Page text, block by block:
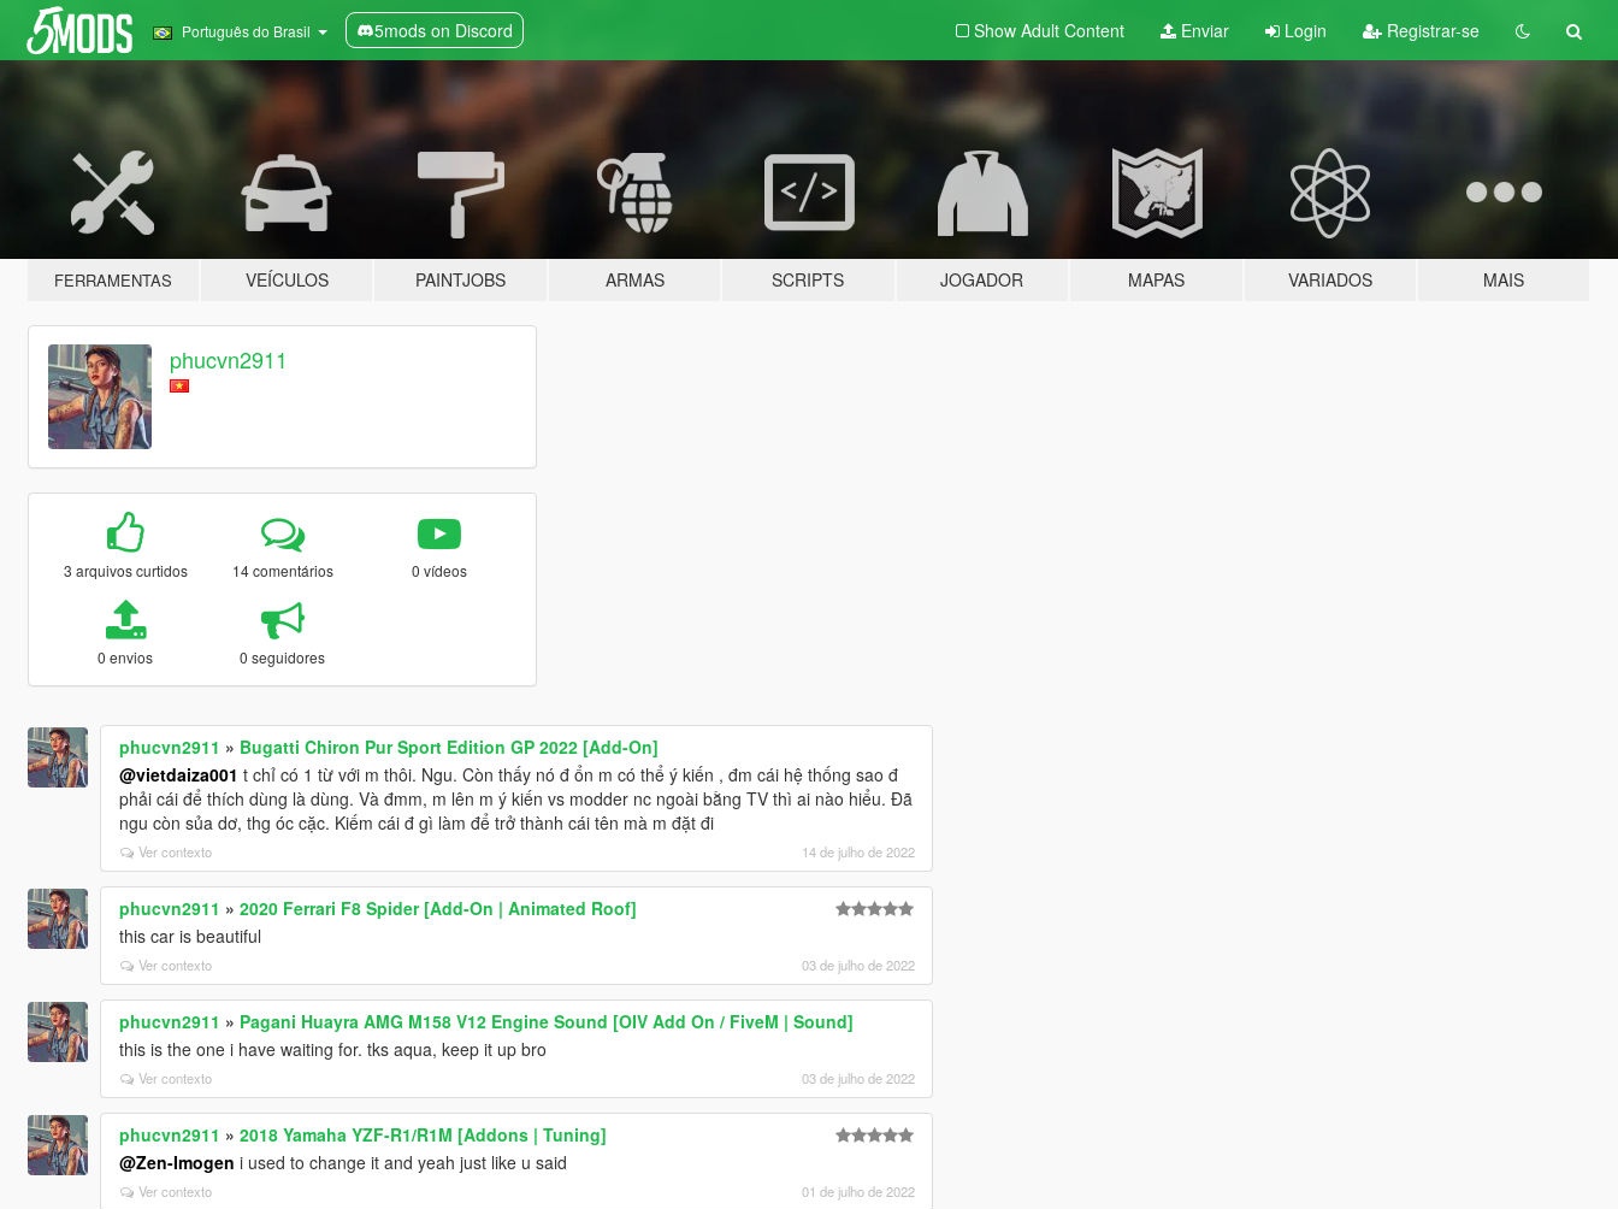
Português do Brasil 5mods on Discord Show Adult Content Enviar Login Registrar-se
FERRAMENTAS VEÍCULOS PAINTJOBS ARMAS SCRIPTS JOGADOR MAPAS VARIADOS MAIS
phucvn2911
3 arquivos curtidos 14 comentários 0 vídeos
0 envios 0 seguidores
phucvn2911 » Bugatti Chiron Pur Sport Edition GP 2022 [Add-On]
@vietdaiza001 t chỉ có 1 từ với m thôi. Ngu. Còn thấy nó đ ổn m có thể ý kiến , đm cái hệ thống sao đ
phải cái để thích dùng là dùng. Và đmm, m lên m ý kiến vs modder nc ngoài bằng TV thì ai nào hiểu. Đã
ngu còn sủa dơ, thg óc cặc. Kiếm cái đ gì làm để trở thành cái tên mà m đặt đi
Ver contexto 14 de julho de 2022
phucvn2911 » 2020 Ferrari F8 Spider [Add-On | Animated Roof]
this car is beautiful
Ver contexto 03 de julho de 2022
phucvn2911 » Pagani Huayra AMG M158 V12 Engine Sound [OIV Add On / FiveM | Sound]
this is the one i have waiting for. tks aqua, keep it up bro
Ver contexto 03 de julho de 2022
phucvn2911 » 2018 Yamaha YZF-R1/R1M [Addons | Tuning]
@Zen-Imogen i used to change it and yeah just like u said
Ver contexto 01 de julho de 2022